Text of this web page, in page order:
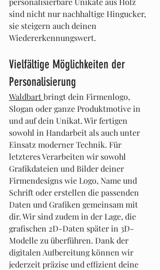
sind nicht nur nachhaltige Hingucker,
sie steigern auch deinen
Wiedererkennungswert.
Vielfältige Möglichkeiten der
Personalisierung
Waldbart bringt dein Firmenlogo,
Slogan oder ganze Produktmotive in
und auf dein Unikat. Wir fertigen
sowohl in Handarbeit als auch unter
Einsatz moderner Technik. Für
letzteres Verarbeiten wir sowohl
Grafikdateien und Bilder deiner
Firmendesigns wie Logo, Name und
Schrift oder erstellen die passenden
Daten und Grafiken gemeinsam mit
dir. Wir sind zudem in der Lage, die
grafischen 2D-Daten später in 3D-
Modelle zu überführen. Dank der
digitalen Aufbereitung können wir
jederzeit präzise und effizient deine